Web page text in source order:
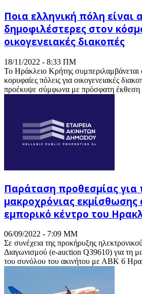
Ποια ελληνική πόλη είναι
δημοφιλέστερες στον
οικογενειακές διακοπές
18/11/2022 - 8:33 ΠΜ
Το Ηράκλειο Κρήτης συμπεριλαμβάνεται
κορυφαίες πόλεις για οικογενειακές
προέκυψε σύμφωνα με πρόσφατη έκθεση
Παράταση προθεσμίας για
μακροχρόνιας εκμίσθωσης
εμπορικό κέντρο του
06/09/2022 - 7:09 ΜΜ
Σε συνέχεια της προκήρυξης
Διαγωνισμού (e-auction Q39610) για τη
του συνόλου του ακινήτου με ΑΒΚ 6